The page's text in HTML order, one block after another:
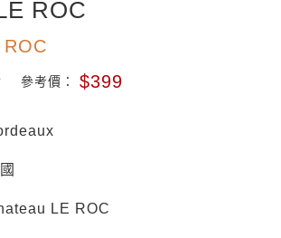
ROC
參考價： $399
LE ROC